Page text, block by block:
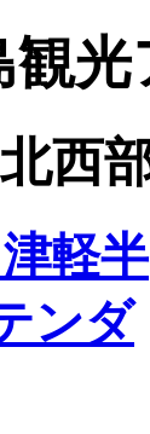
観
西